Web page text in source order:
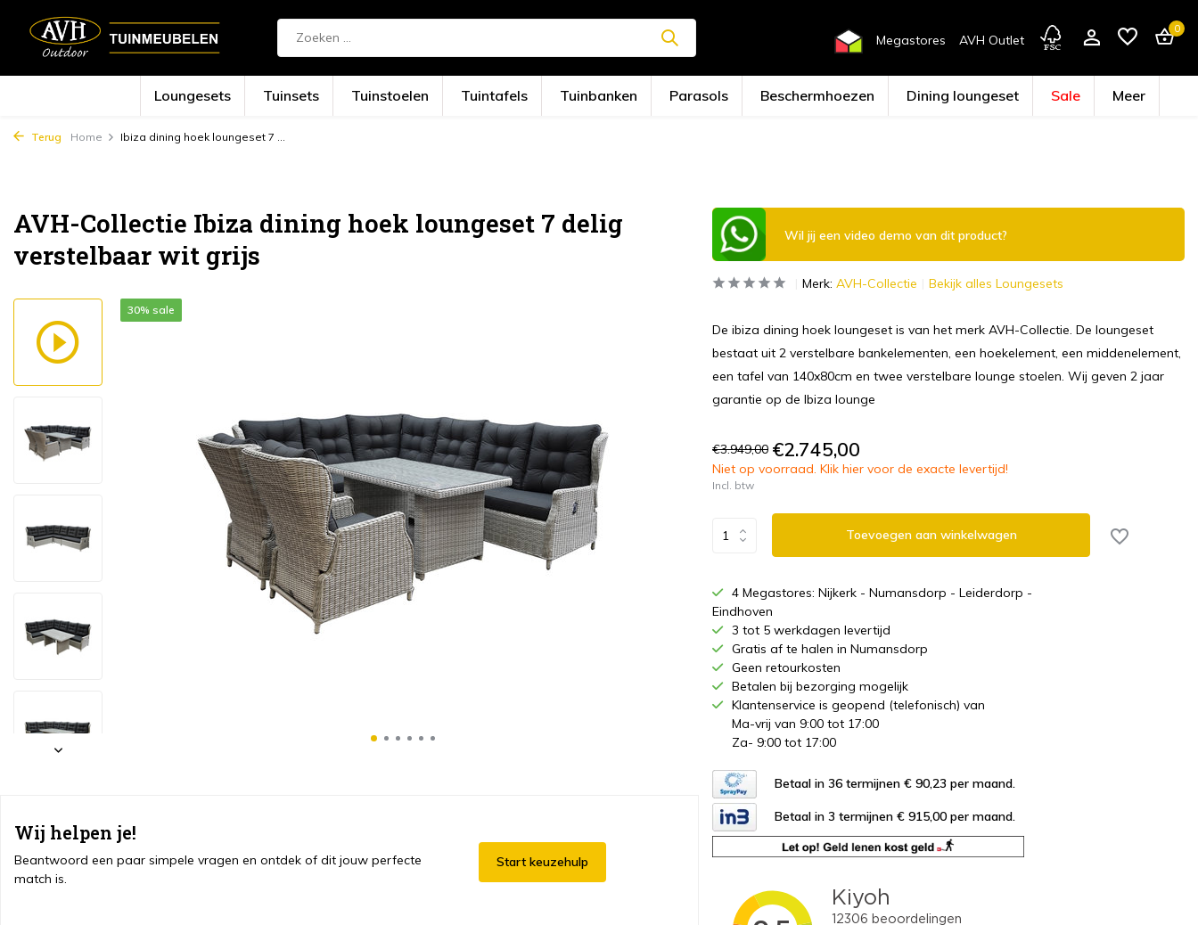
Megastores AVH Outlet
0
Loungesets Tuinsets Tuinstoelen Tuintafels Tuinbanken Parasols Beschermhoezen Dining loungeset Sale Meer
Terug Home Ibiza dining hoek loungeset 7 ...
AVH-Collectie Ibiza dining hoek loungeset 7 delig
verstelbaar wit grijs
30% sale
Wij helpen je!
Beantwoord een paar simpele vragen en ontdek of dit jouw perfecte
match is.
Start keuzehulp
Wil jij een video demo van dit product?
Merk: AVH-Collectie Bekijk alles Loungesets
De ibiza dining hoek loungeset is van het merk AVH-Collectie. De loungeset
bestaat uit 2 verstelbare bankelementen, een hoekelement, een middenelement,
een tafel van 140x80cm en twee verstelbare lounge stoelen. Wij geven 2 jaar
garantie op de Ibiza lounge
€3.949,00 €2.745,00
Niet op voorraad. Klik hier voor de exacte levertijd!
Incl. btw
Toevoegen aan winkelwagen
4 Megastores: Nijkerk - Numansdorp - Leiderdorp -
Eindhoven
3 tot 5 werkdagen levertijd
Gratis af te halen in Numansdorp
Geen retourkosten
Betalen bij bezorging mogelijk
Klantenservice is geopend (telefonisch) van
Ma-vrij van 9:00 tot 17:00
Za- 9:00 tot 17:00
Betaal in 36 termijnen € 90,23 per maand.
Betaal in 3 termijnen € 915,00 per maand.